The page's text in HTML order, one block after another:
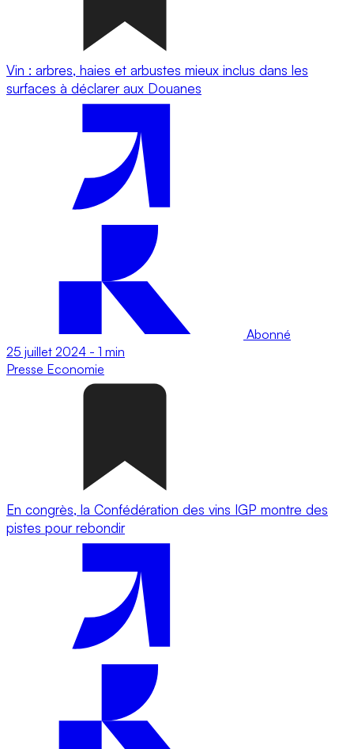
Vin : arbres, haies et arbustes mieux inclus dans les
surfaces à déclarer aux Douanes
Abonné
25 juillet 2024 - 1 min
Presse Economie
En congrès, la Confédération des vins IGP montre des
pistes pour rebondir